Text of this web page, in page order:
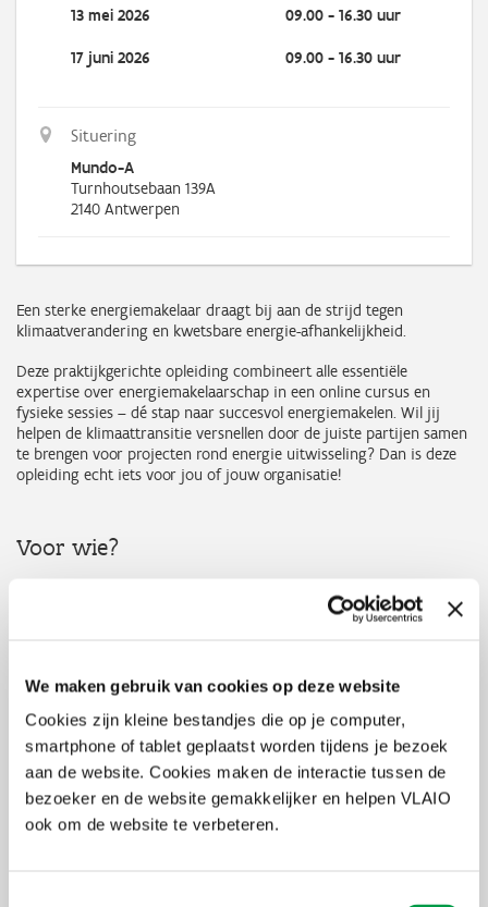
We maken gebruik van cookies op deze website
Cookies zijn kleine bestandjes die op je computer,
smartphone of tablet geplaatst worden tijdens je bezoek
aan de website. Cookies maken de interactie tussen de
bezoeker en de website gemakkelijker en helpen VLAIO
ook om de website te verbeteren.
13 mei 2026 09.00 - 16.30 uur
17 juni 2026 09.00 - 16.30 uur
Situering
Mundo-A
Turnhoutsebaan 139A
2140 Antwerpen
Een sterke energiemakelaar draagt bij aan de strijd tegen
klimaatverandering en kwetsbare energie-afhankelijkheid.
Deze praktijkgerichte opleiding combineert alle essentiële
expertise over energiemakelaarschap in een online cursus en
fysieke sessies – dé stap naar succesvol energiemakelen. Wil jij
helpen de klimaattransitie versnellen door de juiste partijen samen
te brengen voor projecten rond energie uitwisseling? Dan is deze
opleiding echt iets voor jou of jouw organisatie!
Voor wie?
insteek dan ook: private en publieke organisaties zoals studie- en
ontwerpbureaus, intercommunales, provincies en POM’s,
energie- en facility managers, business developers van duurzame
collectieve oplossingen, bedrijventerreinverenigingen,
vastgoedontwikkelaars, parkmanagers, en lokale overheden
(duurzaamheidsambtenaren, ruimtelijke planners,
stedenbouwkundigen, enz.), …